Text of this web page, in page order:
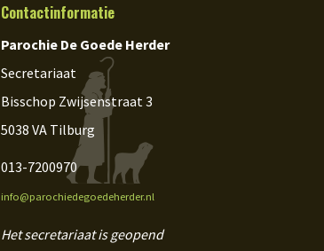
Contactinformatie
Parochie De Goede Herder
Secretariaat
Bisschop Zwijsenstraat 3
5038 VA Tilburg
013-7200970
info@parochiedegoedeherder.nl
Het secretariaat is geopend